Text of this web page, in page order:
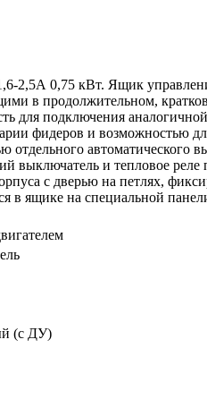
0,75 кВт. Ящик
в продолжительном,
для подключения
фидеров и возможностью
отдельного
выключатель и тепловое
с дверью на петлях,
в ящике на специальной
(с ДУ)